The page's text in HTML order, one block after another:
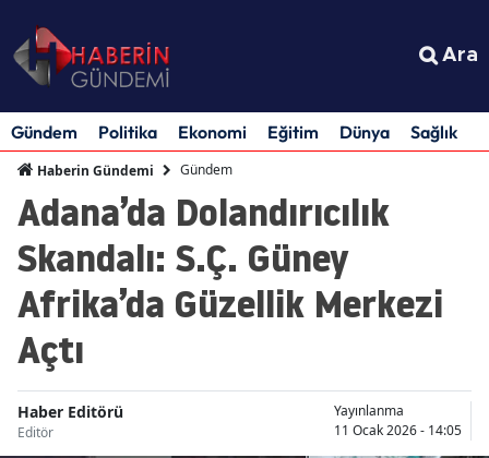
Ara
Gündem Politika Ekonomi Eğitim Dünya Sağlık
Haberin Gündemi Gündem
Adana’da Dolandırıcılık
Skandalı: S.Ç. Güney
Afrika’da Güzellik Merkezi
Açtı
Haber Editörü
Editör
Yayınlanma
11 Ocak 2026 - 14:05